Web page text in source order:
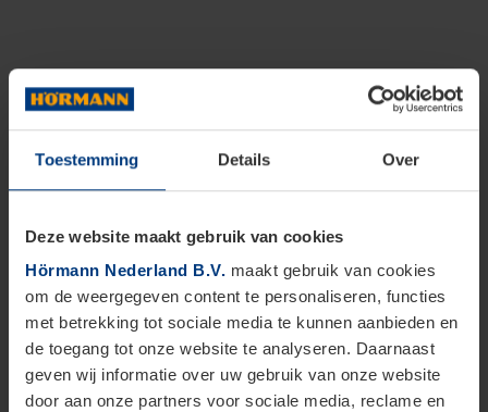
Toestemming Details Over
Deze website maakt gebruik van cookies
Hörmann Nederland B.V. maakt gebruik van cookies
om de weergegeven content te personaliseren, functies
met betrekking tot sociale media te kunnen aanbieden en
de toegang tot onze website te analyseren. Daarnaast
geven wij informatie over uw gebruik van onze website
door aan onze partners voor sociale media, reclame en